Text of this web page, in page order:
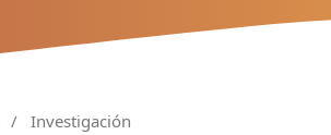
/ Investigación